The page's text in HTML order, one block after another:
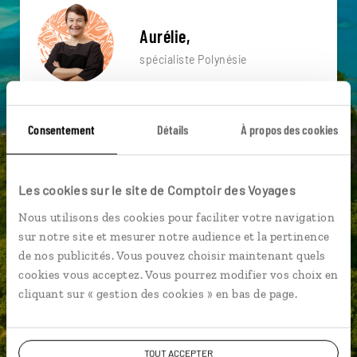
Consentement Détails À propos des cookies
Les cookies sur le site de Comptoir des Voyages
Nous utilisons des cookies pour faciliter votre navigation
sur notre site et mesurer notre audience et la pertinence
de nos publicités. Vous pouvez choisir maintenant quels
cookies vous acceptez. Vous pourrez modifier vos choix en
cliquant sur « gestion des cookies » en bas de page.
TOUT ACCEPTER
Aurélie,
spécialiste Polynésie
Ils sauront organiser votre itinéraire au plus
Échangez en face à face ou depuis nos studios
connectés en agence, mais aussi par email ou
téléphone.
Vous gardez le même interlocuteur avant,
pendant et après votre voyage.